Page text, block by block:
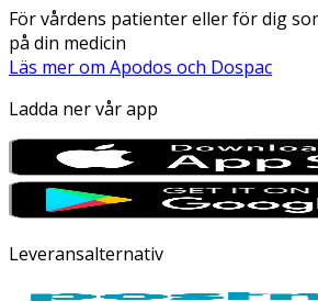
För vårdens patienter eller för dig
på din medicin
Läs mer om Apodos och Dospac
Ladda ner vår app
Leveransalternativ